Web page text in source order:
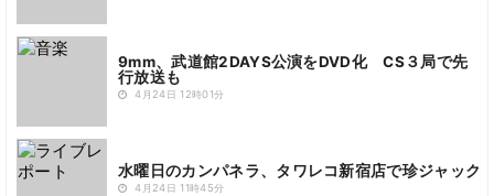
9mm、武道館2DAYS公演をDVD化 CS３局で先
行放送も
4月24日 12時01分
水曜日のカンパネラ、タワレコ新宿店で珍ジャック
4月24日 11時45分